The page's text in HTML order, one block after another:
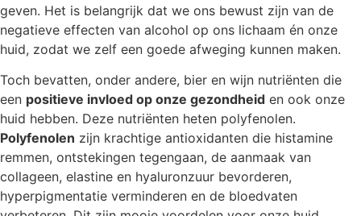
geven. Het is belangrijk dat we ons bewust zijn van de
negatieve effecten van alcohol op ons lichaam én onze
huid, zodat we zelf een goede afweging kunnen maken.
Toch bevatten, onder andere, bier en wijn nutriënten die
een positieve invloed op onze gezondheid en ook onze
huid hebben. Deze nutriënten heten polyfenolen.
Polyfenolen zijn krachtige antioxidanten die histamine
remmen, ontstekingen tegengaan, de aanmaak van
collageen, elastine en hyaluronzuur bevorderen,
hyperpigmentatie verminderen en de bloedvaten